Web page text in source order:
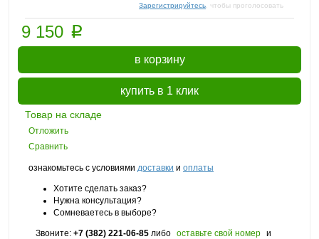
Зарегистрируйтесь , чтобы проголосовать
9 150 p
в корзину
купить в 1 клик
Товар на складе
Отложить
Сравнить
ознакомьтесь с условиями доставки и оплаты
Хотите сделать заказ?
Нужна консультация?
Сомневаетесь в выборе?
Звоните: +7 (382) 221-06-85 либо оставьте свой номер и